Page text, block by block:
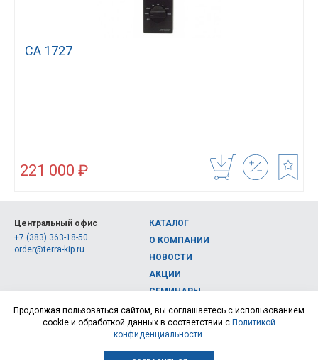
CA 1727
221 000 ₽
Центральный офис
+7 (383) 363-18-50
order@terra-kip.ru
КАТАЛОГ
О КОМПАНИИ
НОВОСТИ
АКЦИИ
СЕМИНАРЫ
КОНТАКТЫ
© 2026, Интернет-магазин измерительных приборов Терра Импэкс
Продолжая пользоваться сайтом, вы соглашаетесь с использованием
cookie и обработкой данных в соответствии с Политикой
конфиденциальности.